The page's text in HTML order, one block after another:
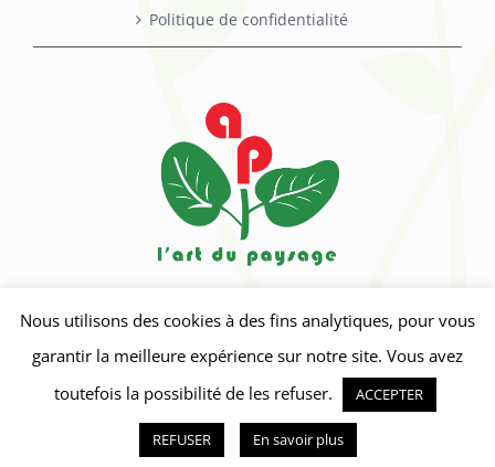
Politique de confidentialité
© Copyright 2018 - L'art du paysage
Nous utilisons des cookies à des fins analytiques, pour vous
garantir la meilleure expérience sur notre site. Vous avez
toutefois la possibilité de les refuser.
ACCEPTER
REFUSER En savoir plus